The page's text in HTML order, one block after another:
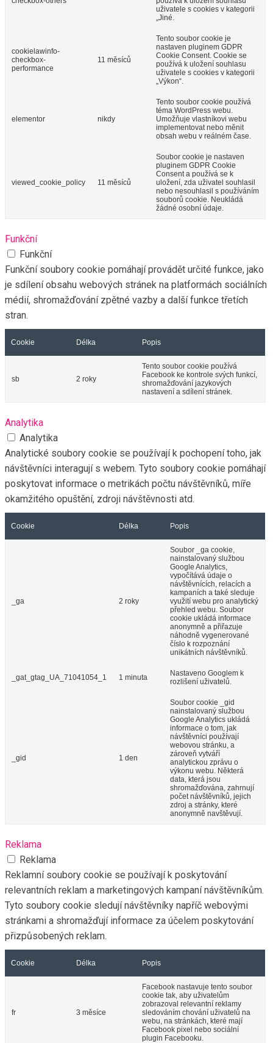
uživatele s cookies v kategorii
„Jiné.
cookielawinfo-
checkbox-
performance
11 měsíců
Tento soubor cookie je
nastaven pluginem GDPR
Cookie Consent. Cookie se
používá k uložení souhlasu
uživatele s cookies v kategorii
„Výkon“.
elementor nikdy
Tento soubor cookie používá
téma WordPress webu.
Umožňuje vlastníkovi webu
implementovat nebo měnit
obsah webu v reálném čase.
viewed_cookie_policy 11 měsíců
Soubor cookie je nastaven
pluginem GDPR Cookie
Consent a používá se k
uložení, zda uživatel souhlasil
nebo nesouhlasil s používáním
souborů cookie. Neukládá
žádné osobní údaje.
Funkční
Funkční
Funkční soubory cookie pomáhají provádět určité funkce, jako
je sdílení obsahu webových stránek na platformách sociálních
médií, shromažďování zpětné vazby a další funkce třetích
stran.
Cookie Délka Popis
sb 2 roky
Tento soubor cookie používá
Facebook ke kontrole svých funkcí,
shromažďování jazykových
nastavení a sdílení stránek.
Analytika
Analytika
Analytické soubory cookie se používají k pochopení toho, jak
návštěvníci interagují s webem. Tyto soubory cookie pomáhají
poskytovat informace o metrikách počtu návštěvníků, míře
okamžitého opuštění, zdroji návštěvnosti atd.
Cookie Délka Popis
_ga 2 roky
Soubor _ga cookie,
nainstalovaný službou
Google Analytics,
vypočítává údaje o
návštěvnících, relacích a
kampaních a také sleduje
využití webu pro analytický
přehled webu. Soubor
cookie ukládá informace
anonymně a přiřazuje
náhodně vygenerované
číslo k rozpoznání
unikátních návštěvníků.
_gat_gtag_UA_71041054_1 1 minuta
Nastaveno Googlem k
rozlišení uživatelů.
_gid 1 den
Soubor cookie _gid
nainstalovaný službou
Google Analytics ukládá
informace o tom, jak
návštěvníci používají
webovou stránku, a
zároveň vytváří
analytickou zprávu o
výkonu webu. Některá
data, která jsou
shromažďována, zahrnují
počet návštěvníků, jejich
zdroj a stránky, které
anonymně navštěvují.
Reklama
Reklama
Reklamní soubory cookie se používají k poskytování
relevantních reklam a marketingových kampaní návštěvníkům.
Tyto soubory cookie sledují návštěvníky napříč webovými
stránkami a shromažďují informace za účelem poskytování
přizpůsobených reklam.
Cookie Délka Popis
fr 3 měsíce
Facebook nastavuje tento soubor
cookie tak, aby uživatelům
zobrazoval relevantní reklamy
sledováním chování uživatelů na
webu, na stránkách, které mají
Facebook pixel nebo sociální
plugin Facebooku.